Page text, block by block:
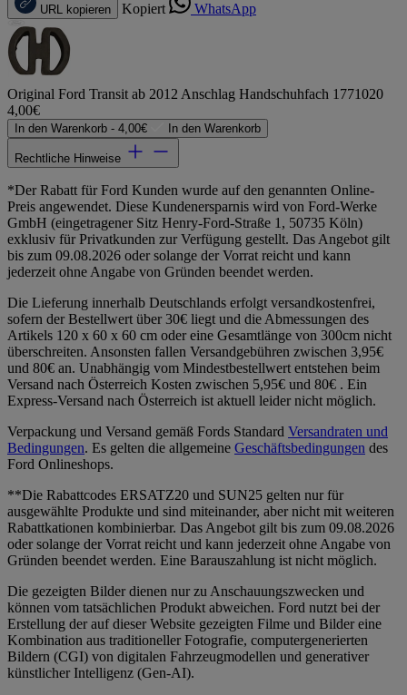
URL kopieren Kopiert WhatsApp
Original Ford Transit ab 2012 Anschlag Handschuhfach 1771020
4,00€
In den Warenkorb - 4,00€ In den Warenkorb
Rechtliche Hinweise
*Der Rabatt für Ford Kunden wurde auf den genannten Online-
Preis angewendet. Diese Kundenersparnis wird von Ford-Werke
GmbH (eingetragener Sitz Henry-Ford-Straße 1, 50735 Köln)
exklusiv für Privatkunden zur Verfügung gestellt. Das Angebot gilt
bis zum 09.08.2026 oder solange der Vorrat reicht und kann
jederzeit ohne Angabe von Gründen beendet werden.
Die Lieferung innerhalb Deutschlands erfolgt versandkostenfrei,
sofern der Bestellwert über 30€ liegt und die Abmessungen des
Artikels 120 x 60 x 60 cm oder eine Gesamtlänge von 300cm nicht
überschreiten. Ansonsten fallen Versandgebühren zwischen 3,95€
und 80€ an. Unabhängig vom Mindestbestellwert entstehen beim
Versand nach Österreich Kosten zwischen 5,95€ und 80€ . Ein
Express-Versand nach Österreich ist aktuell leider nicht möglich.
Verpackung und Versand gemäß Fords Standard Versandraten und
Bedingungen. Es gelten die allgemeine Geschäftsbedingungen des
Ford Onlineshops.
**Die Rabattcodes ERSATZ20 und SUN25 gelten nur für
ausgewählte Produkte und sind miteinander, aber nicht mit weiteren
Rabattkationen kombinierbar. Das Angebot gilt bis zum 09.08.2026
oder solange der Vorrat reicht und kann jederzeit ohne Angabe von
Gründen beendet werden. Eine Barauszahlung ist nicht möglich.
Die gezeigten Bilder dienen nur zu Anschauungszwecken und
können vom tatsächlichen Produkt abweichen. Ford nutzt bei der
Erstellung der auf dieser Website gezeigten Filme und Bilder eine
Kombination aus traditioneller Fotografie, computergenerierten
Bildern (CGI) von digitalen Fahrzeugmodellen und generativer
künstlicher Intelligenz (Gen-AI).